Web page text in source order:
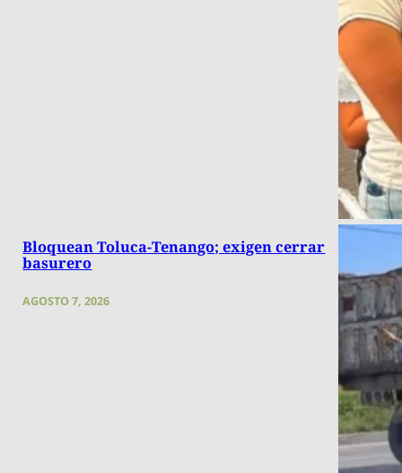
Bloquean Toluca-Tenango; exigen cerrar
basurero
AGOSTO 7, 2026